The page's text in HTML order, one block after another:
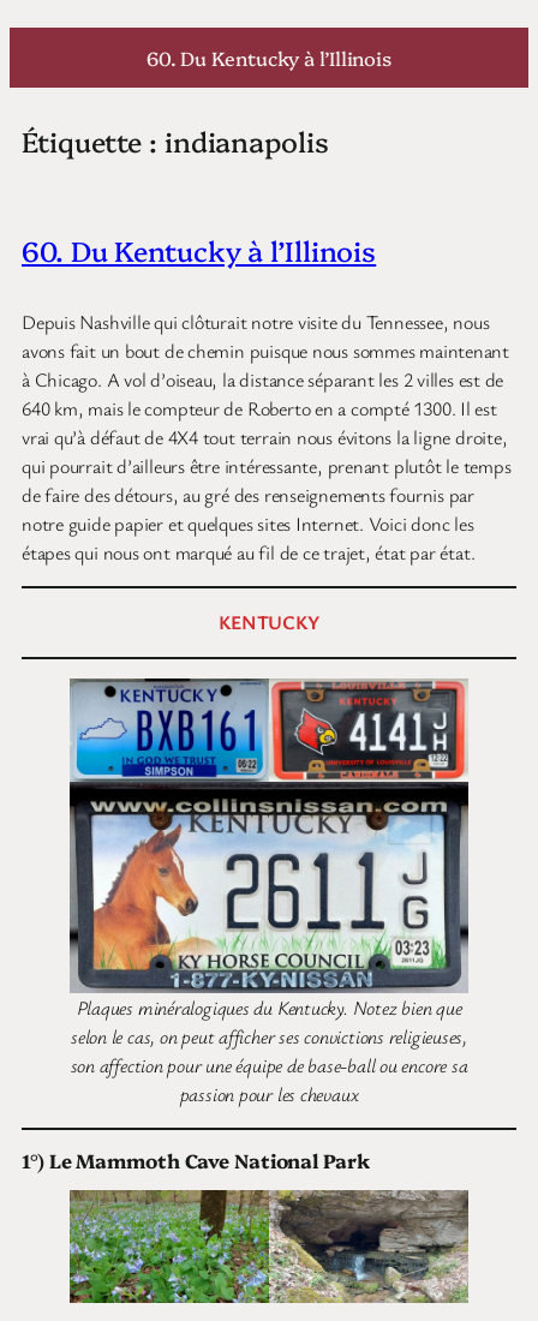
Aller
60. Du Kentucky à l’Illinois
Étiquette : indianapolis
60. Du Kentucky à l’Illinois
Depuis Nashville qui clôturait notre visite du Tennessee, nous
avons fait un bout de chemin puisque nous sommes maintenant
à Chicago. A vol d’oiseau, la distance séparant les 2 villes est de
640 km, mais le compteur de Roberto en a compté 1300. Il est
vrai qu’à défaut de 4X4 tout terrain nous évitons la ligne droite,
qui pourrait d’ailleurs être intéressante, prenant plutôt le temps
de faire des détours, au gré des renseignements fournis par
notre guide papier et quelques sites Internet. Voici donc les
étapes qui nous ont marqué au fil de ce trajet, état par état.
KENTUCKY
Plaques minéralogiques du Kentucky. Notez bien que
selon le cas, on peut afficher ses convictions religieuses,
son affection pour une équipe de base-ball ou encore sa
passion pour les chevaux
1°) Le Mammoth Cave National Park